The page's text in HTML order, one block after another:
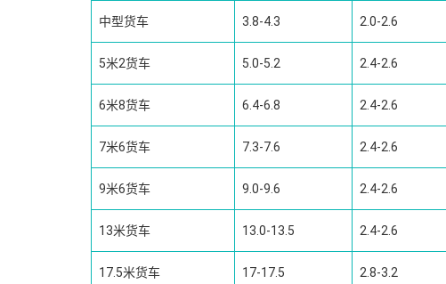
中型货车 3.8-4.3 2.0-2.6
5米2货车 5.0-5.2 2.4-2.6
6米8货车 6.4-6.8 2.4-2.6
7米6货车 7.3-7.6 2.4-2.6
9米6货车 9.0-9.6 2.4-2.6
13米货车 13.0-13.5 2.4-2.6
17.5米货车 17-17.5 2.8-3.2